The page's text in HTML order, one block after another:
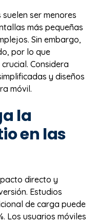
ser menores
más pequeñas
Sin embargo,
por lo que
Considera
y diseños
móvil.
la
en las
directo y
Estudios
de carga puede
Los usuarios móviles